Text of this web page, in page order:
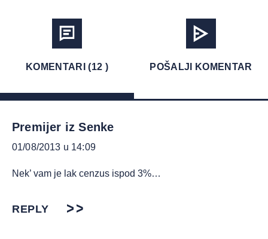
KOMENTARI (12 ) POŠALJI KOMENTAR
Premijer iz Senke
01/08/2013 u 14:09
Nek’ vam je lak cenzus ispod 3%…
REPLY